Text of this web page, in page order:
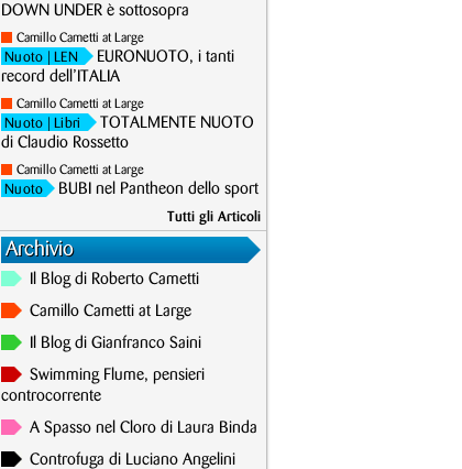
DOWN UNDER è sottosopra
Camillo Cametti at Large
Nuoto | LEN
EURONUOTO, i tanti
record dell’ITALIA
Camillo Cametti at Large
Nuoto | Libri
TOTALMENTE NUOTO
di Claudio Rossetto
Camillo Cametti at Large
Nuoto BUBI nel Pantheon dello sport
Tutti gli Articoli
Archivio
Il Blog di Roberto Cametti
Camillo Cametti at Large
Il Blog di Gianfranco Saini
Swimming Flume, pensieri
controcorrente
A Spasso nel Cloro di Laura Binda
Controfuga di Luciano Angelini